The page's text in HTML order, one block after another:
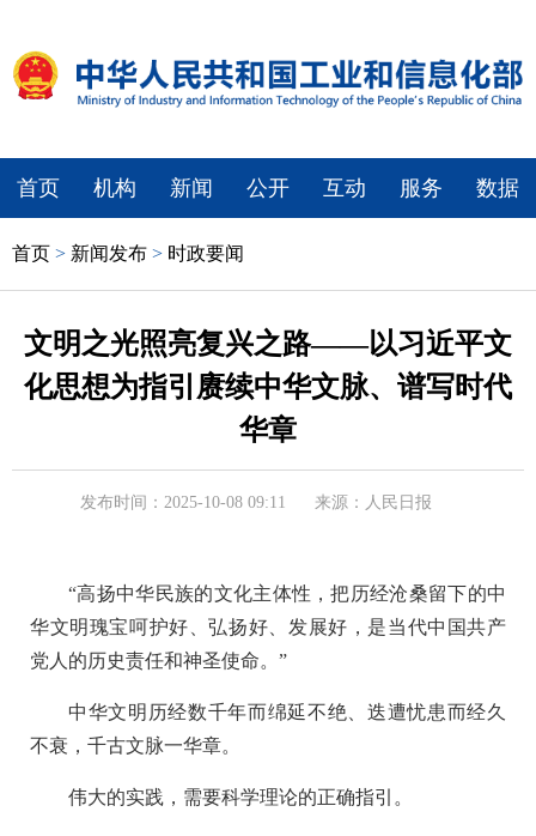
首页 机构 新闻 公开 互动 服务 数据
首页 > 新闻发布 > 时政要闻
文明之光照亮复兴之路——以习近平文
化思想为指引赓续中华文脉、谱写时代
华章
发布时间：2025-10-08 09:11 来源：人民日报
“高扬中华民族的文化主体性，把历经沧桑留下的中
华文明瑰宝呵护好、弘扬好、发展好，是当代中国共产
党人的历史责任和神圣使命。”
中华文明历经数千年而绵延不绝、迭遭忧患而经久
不衰，千古文脉一华章。
伟大的实践，需要科学理论的正确指引。